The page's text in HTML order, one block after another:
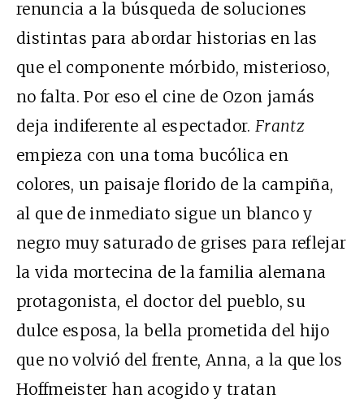
renuncia a la búsqueda de soluciones
distintas para abordar historias en las
que el componente mórbido, misterioso,
no falta. Por eso el cine de Ozon jamás
deja indiferente al espectador. Frantz
empieza con una toma bucólica en
colores, un paisaje florido de la campiña,
al que de inmediato sigue un blanco y
negro muy saturado de grises para reflejar
la vida mortecina de la familia alemana
protagonista, el doctor del pueblo, su
dulce esposa, la bella prometida del hijo
que no volvió del frente, Anna, a la que los
Hoffmeister han acogido y tratan